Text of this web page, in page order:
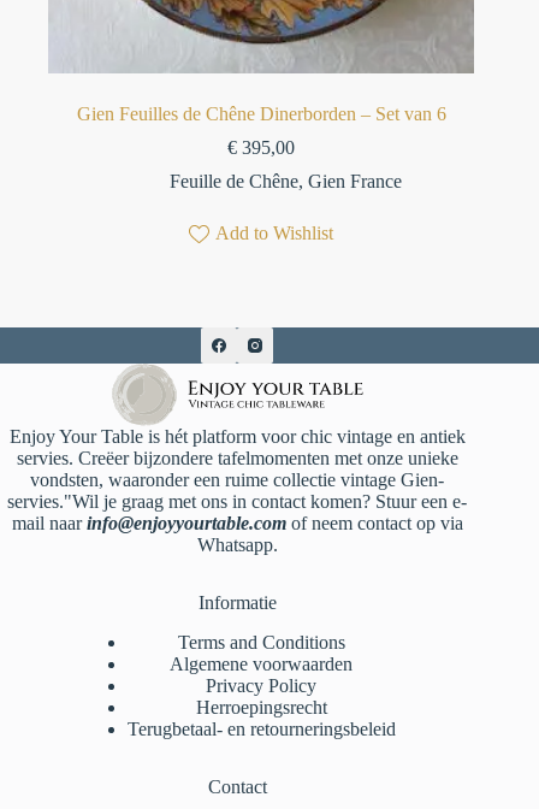
Gien Feuilles de Chêne Dinerborden – Set van 6
€ 395,00
Feuille de Chêne, Gien France
Add to Wishlist
Enjoy Your Table is hét platform voor chic vintage en antiek
servies. Creëer bijzondere tafelmomenten met onze unieke
vondsten, waaronder een ruime collectie vintage Gien-
servies."Wil je graag met ons in contact komen? Stuur een e-
mail naarinfo@enjoyyourtable.comof neem contact op via
Whatsapp.
Informatie
Terms and Conditions
Algemene voorwaarden
Privacy Policy
Herroepingsrecht
Terugbetaal- en retourneringsbeleid
Contact